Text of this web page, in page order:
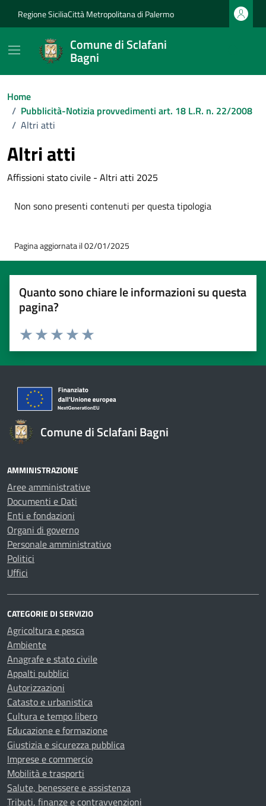
Regione SiciliaCittà Metropolitana di Palermo
Comune di Sclafani
Bagni
Home
/ Pubblicità-Notizia provvedimenti art. 18 L.R. n. 22/2008
/ Altri atti
Altri atti
Affissioni stato civile - Altri atti 2025
Non sono presenti contenuti per questa tipologia
Pagina aggiornata il 02/01/2025
Quanto sono chiare le informazioni su questa
pagina?
Valuta 5 stelle su 5
Valuta 4 stelle su 5
Valuta 3 stelle su 5
Valuta 2 stelle su 5
Valuta 1 stelle su 5
Comune di Sclafani Bagni
AMMINISTRAZIONE
Aree amministrative
Documenti e Dati
Enti e fondazioni
Organi di governo
Personale amministrativo
Politici
Uffici
CATEGORIE DI SERVIZIO
Agricoltura e pesca
Ambiente
Anagrafe e stato civile
Appalti pubblici
Autorizzazioni
Catasto e urbanistica
Cultura e tempo libero
Educazione e formazione
Giustizia e sicurezza pubblica
Imprese e commercio
Mobilità e trasporti
Salute, benessere e assistenza
Tributi, finanze e contravvenzioni